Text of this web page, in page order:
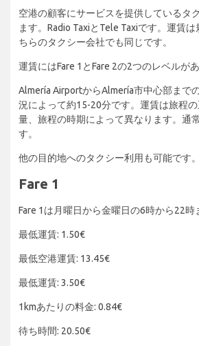
空港の顧客にサービスを提供しているタ
ます。Radio TaxiとTele Taxiです。運賃
ちらのタクシー会社でも同じです。
運賃にはFare 1とFare 2の2つのレベルがあ
Almería AirportからAlmería市中心部まで
況によって約15-20分です。運賃は旅程
量、旅程の時期によって異なります。通
す。
他の目的地へのタクシー利用も可能です。
Fare 1
Fare 1は月曜日から金曜日の6時から22時
最低運賃: 1.50€
最低空港運賃: 13.45€
最低運賃: 3.50€
1kmあたりの料金: 0.84€
待ち時間: 20.50€